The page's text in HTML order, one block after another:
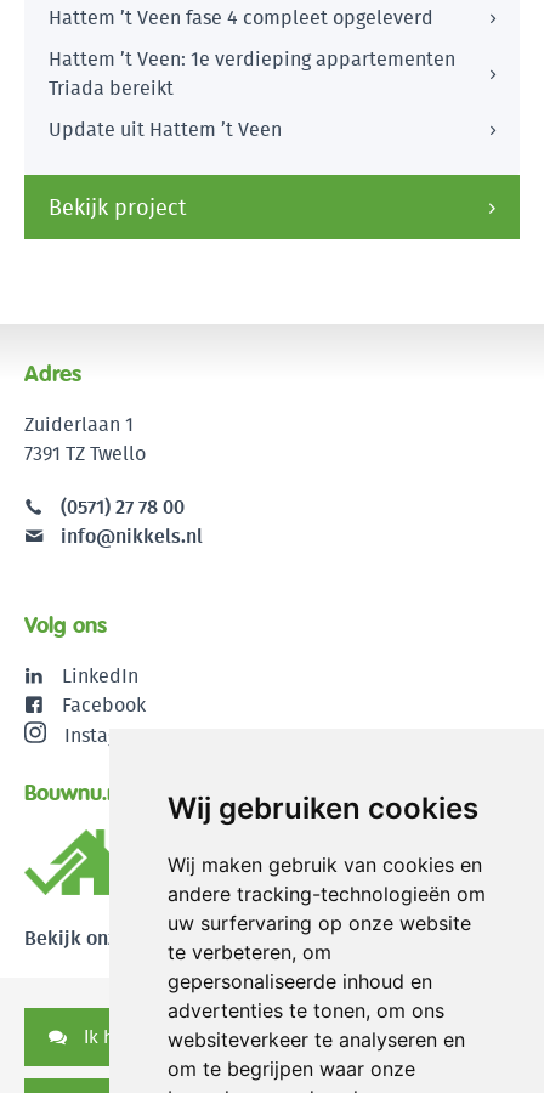
Wij gebruiken cookies
Wij maken gebruik van cookies en
andere tracking-technologieën om
uw surfervaring op onze website
te verbeteren, om
gepersonaliseerde inhoud en
advertenties te tonen, om ons
websiteverkeer te analyseren en
om te begrijpen waar onze
Hattem ’t Veen fase 4 compleet opgeleverd
Hattem ’t Veen: 1e verdieping appartementen
Triada bereikt
Update uit Hattem ’t Veen
Bekijk project
Adres
Zuiderlaan 1
7391 TZ Twello
(0571) 27 78 00
info@nikkels.nl
Volg ons
LinkedIn
Facebook
Instagram
Bouwnu.nl
Bekijk onze reviews
Ik heb een vraag